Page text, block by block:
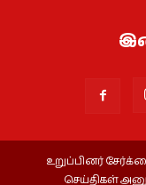
உறுப்பினர்
செய்திகள்